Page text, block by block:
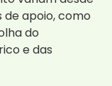
apoio, como
do
e das